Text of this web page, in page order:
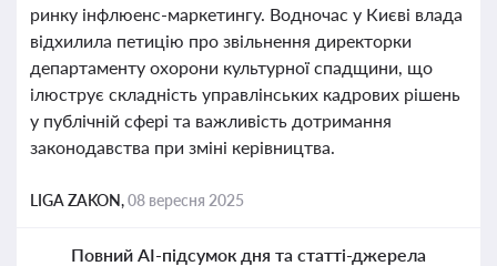
ринку інфлюенс-маркетингу. Водночас у Києві влада
відхилила петицію про звільнення директорки
департаменту охорони культурної спадщини, що
ілюструє складність управлінських кадрових рішень
у публічній сфері та важливість дотримання
законодавства при зміні керівництва.
LIGA ZAKON,08 вересня 2025
Повний AI-підсумок дня та статті-джерела